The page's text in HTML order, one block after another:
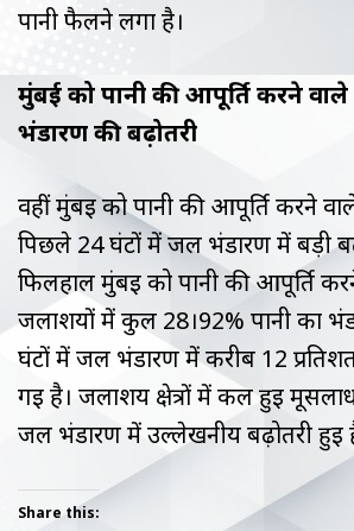
पानी फैलने लगा है।
मुंबई को पानी की आपूर्ति करने
भंडारण की बढ़ोतरी
वहीं मुंबई को पानी की आपूर्ति करने
पिछले 24 घंटों में जल भंडारण में बड़ी
फिलहाल मुंबई को पानी की आपूर्ति
जलाशयों में कुल 28।92% पानी का
घंटों में जल भंडारण में करीब 12
गई है। जलाशय क्षेत्रों में कल हुई
जल भंडारण में उल्लेखनीय बढ़ोतरी हुई
Share this: